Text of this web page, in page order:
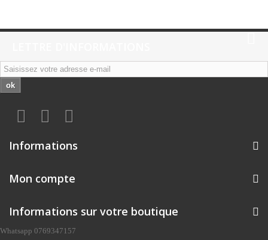
ok
Informations
Mon compte
Informations sur votre boutique
Whatsapp 0769347157